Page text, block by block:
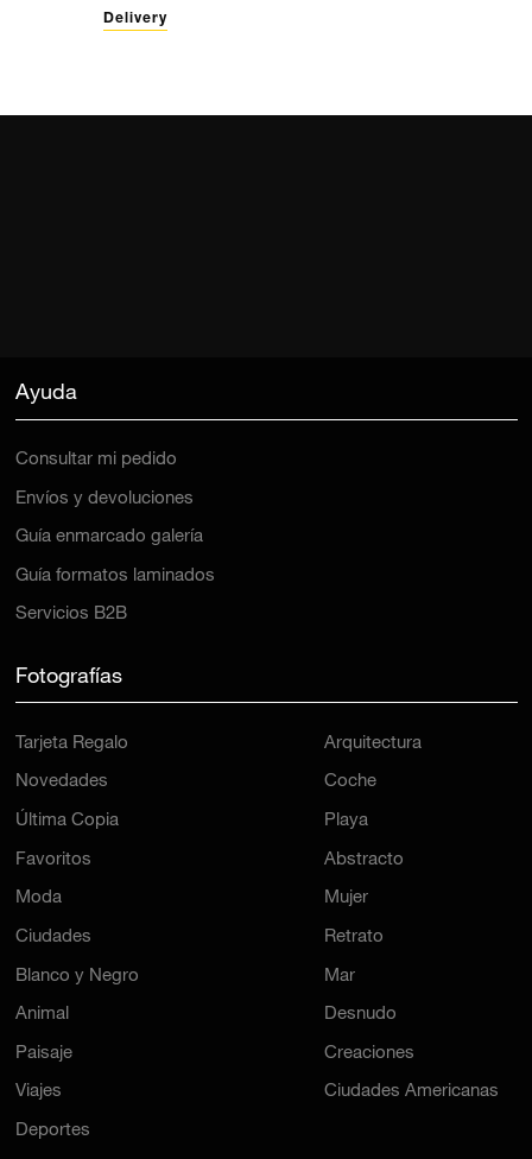
Delivery
Ayuda
Consultar mi pedido
Envíos y devoluciones
Guía enmarcado galería
Guía formatos laminados
Servicios B2B
Fotografías
Tarjeta Regalo
Novedades
Última Copia
Favoritos
Moda
Ciudades
Blanco y Negro
Animal
Paisaje
Viajes
Deportes
Arquitectura
Coche
Playa
Abstracto
Mujer
Retrato
Mar
Desnudo
Creaciones
Ciudades Americanas